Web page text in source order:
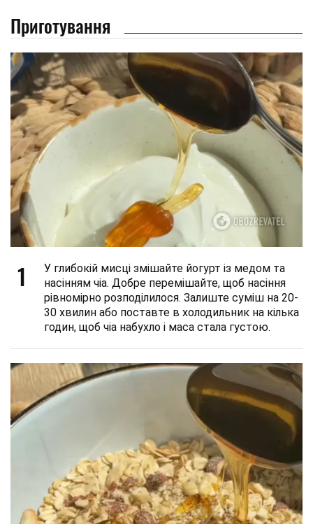
Приготування
1
У глибокій мисці змішайте йогурт із медом та
насінням чіа. Добре перемішайте, щоб насіння
рівномірно розподілилося. Залиште суміш на 20-
30 хвилин або поставте в холодильник на кілька
годин, щоб чіа набухло і маса стала густою.